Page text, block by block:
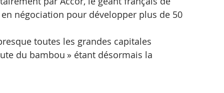
négociation pour développer plus de 50
toutes les grandes capitales
du bambou » étant désormais la